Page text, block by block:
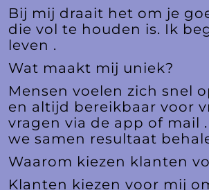
Bij mij draait het om je
die vol te houden is. Ik
leven .
Wat maakt mij uniek?
Mensen voelen zich snel
en altijd bereikbaar voor
vragen via de app of mail
we samen resultaat
Waarom kiezen klanten
Klanten kiezen voor mij